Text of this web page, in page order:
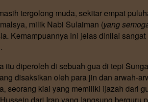
tergolong muda, sekitar empat
milik Nabi Sulaiman (yang
Kemampuannya ini jelas dinilai
itu diperoleh di sebuah gua di tepi
disaksikan oleh para jin dan arwah-
seorang kiai yang memiliki ijazah dari
dari Iran yang langsung berguru